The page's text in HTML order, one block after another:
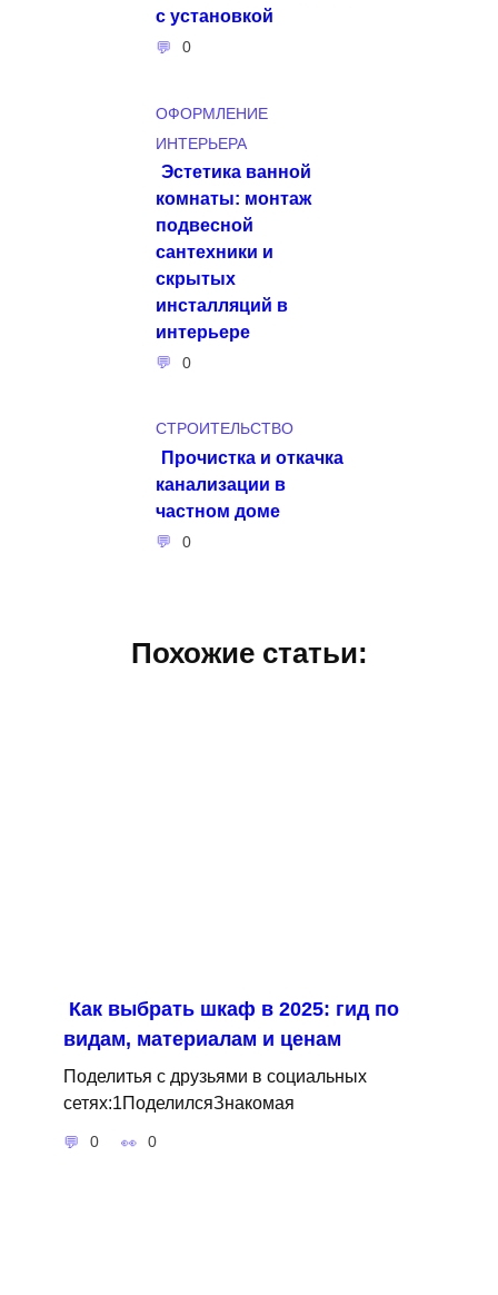
с установкой
0
ОФОРМЛЕНИЕ
ИНТЕРЬЕРА
Эстетика ванной
комнаты: монтаж
подвесной
сантехники и
скрытых
инсталляций в
интерьере
0
СТРОИТЕЛЬСТВО
Прочистка и откачка
канализации в
частном доме
0
Похожие статьи:
Как выбрать шкаф в 2025: гид по
видам, материалам и ценам
Поделитья с друзьями в социальных
сетях:1ПоделилсяЗнакомая
0 0